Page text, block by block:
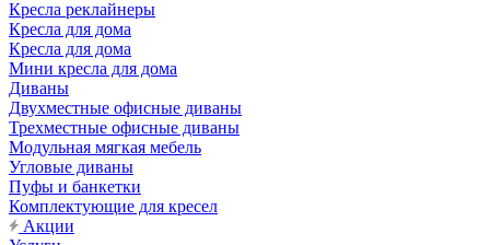
Кресла реклайнеры
Кресла для дома
Кресла для дома
Мини кресла для дома
Диваны
Двухместные офисные диваны
Трехместные офисные диваны
Модульная мягкая мебель
Угловые диваны
Пуфы и банкетки
Комплектующие для кресел
Акции